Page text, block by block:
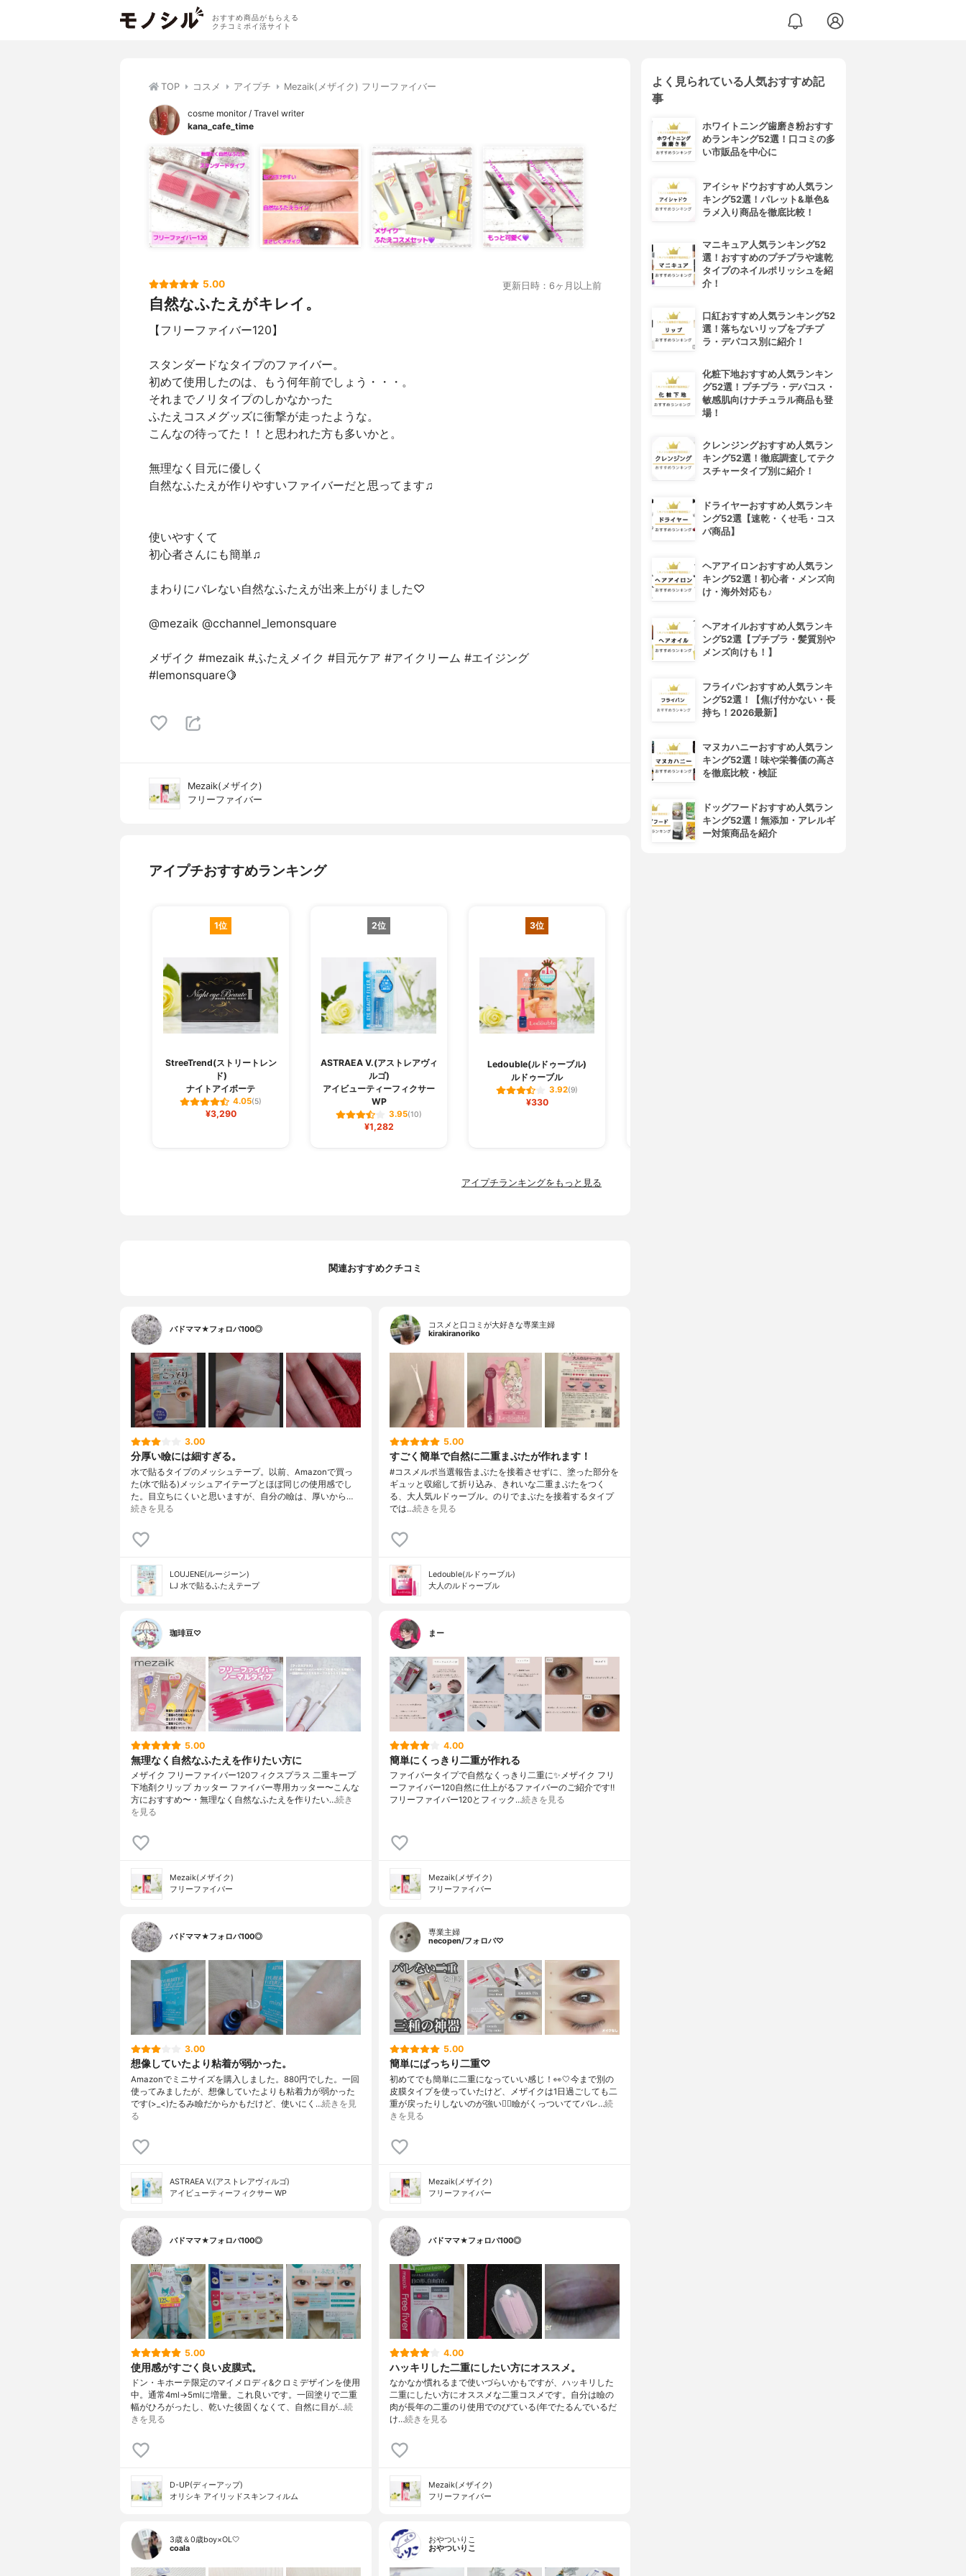
おすすめ商品がもらえる
クチコミポイ活サイト
TOP コスメ アイプチ Mezaik(メザイク) フリーファイバー
cosme monitor / Travel writer
kana_cafe_time
5.00 更新日時：6ヶ月以上前
自然なふたえがキレイ。
【フリーファイバー120】
スタンダードなタイプのファイバー。
初めて使用したのは、もう何年前でしょう・・・。
それまでノリタイプのしかなかった
ふたえコスメグッズに衝撃が走ったような。
こんなの待ってた！！と思われた方も多いかと。
無理なく目元に優しく
自然なふたえが作りやすいファイバーだと思ってます♫
使いやすくて
初心者さんにも簡単♫
まわりにバレない自然なふたえが出来上がりました♡
@mezaik @cchannel_lemonsquare
メザイク #mezaik #ふたえメイク #目元ケア #アイクリーム #エイジング
#lemonsquare🍋
Mezaik(メザイク)
フリーファイバー
アイプチおすすめランキング
1位
StreeTrend(ストリートレン
ド)
ナイトアイボーテ
4.05(5)
¥3,290
2位
ASTRAEA V.(アストレアヴィ
ルゴ)
アイビューティーフィクサー
WP
3.95(10)
¥1,282
3位
Ledouble(ルドゥーブル)
ルドゥーブル
3.92(9)
¥330
アイプチランキングをもっと見る
関連おすすめクチコミ
バドママ★フォロバ100◎
3.00
分厚い瞼には細すぎる。
水で貼るタイプのメッシュテープ。以前、Amazonで買っ
た(水で貼る)メッシュアイテープとほぼ同じの使用感でし
た。目立ちにくいと思いますが、自分の瞼は、厚いから…
続きを見る
LOUJENE(ルージーン)
LJ 水で貼るふたえテープ
コスメと口コミが大好きな専業主婦
kirakiranoriko
5.00
すごく簡単で自然に二重まぶたが作れます！
#コスメルポ当選報告まぶたを接着させずに、塗った部分を
ギュッと収縮して折り込み、きれいな二重まぶたをつく
る、大人気ルドゥーブル。のりでまぶたを接着するタイプ
では…続きを見る
Ledouble(ルドゥーブル)
大人のルドゥーブル
珈琲豆♡
5.00
無理なく自然なふたえを作りたい方に
メザイク フリーファイバー120フィクスプラス 二重キープ
下地剤クリップ カッター ファイバー専用カッター〜こんな
方におすすめ〜・無理なく自然なふたえを作りたい…続き
を見る
Mezaik(メザイク)
フリーファイバー
まー
4.00
簡単にくっきり二重が作れる
ファイバータイプで自然なくっきり二重に✨⁡⁡メザイク フリ
ーファイバー120⁡⁡自然に仕上がるファイバーのご紹介です‼️⁡⁡⁡⁡
フリーファイバー120とフィック…続きを見る
Mezaik(メザイク)
フリーファイバー
バドママ★フォロバ100◎
3.00
想像していたより粘着が弱かった。
Amazonでミニサイズを購入しました。880円でした。一回
使ってみましたが、想像していたよりも粘着力が弱かった
です(>_<)たるみ瞼だからかもだけど、使いにく…続きを見
る
ASTRAEA V.(アストレアヴィルゴ)
アイビューティーフィクサー WP
専業主婦
necopen/フォロバ♡
5.00
簡単にぱっちり二重♡
初めてでも簡単に二重になっていい感じ！👀🤍今まで別の
皮膜タイプを使っていたけど、メザイクは1日過ごしても二
重が戻ったりしないのが強い❤️‍🔥瞼がくっついててバレ…続
きを見る
Mezaik(メザイク)
フリーファイバー
バドママ★フォロバ100◎
5.00
使用感がすごく良い皮膜式。
ドン・キホーテ限定のマイメロディ&クロミデザインを使用
中。通常4ml→5mlに増量。これ良いです。一回塗りで二重
幅がひろがったし、乾いた後固くなくて、自然に目が…続
きを見る
D-UP(ディーアップ)
オリシキ アイリッドスキンフィルム
バドママ★フォロバ100◎
4.00
ハッキリした二重にしたい方にオススメ。
なかなか慣れるまで使いづらいかもですが、ハッキリした
二重にしたい方にオススメな二重コスメです。自分は瞼の
肉が長年の二重のり使用でのびている(年でたるんでいるだ
け…続きを見る
Mezaik(メザイク)
フリーファイバー
3歳＆0歳boy×OL🤍
coala
おやついりこ
おやついりこ
よく見られている人気おすすめ記
事
ホワイトニング歯磨き粉おすす
めランキング52選！口コミの多
い市販品を中心に
アイシャドウおすすめ人気ラン
キング52選！パレット&単色&
ラメ入り商品を徹底比較！
マニキュア人気ランキング52
選！おすすめのプチプラや速乾
タイプのネイルポリッシュを紹
介！
口紅おすすめ人気ランキング52
選！落ちないリップをプチプ
ラ・デパコス別に紹介！
化粧下地おすすめ人気ランキン
グ52選！プチプラ・デパコス・
敏感肌向けナチュラル商品も登
場！
クレンジングおすすめ人気ラン
キング52選！徹底調査してテク
スチャータイプ別に紹介！
ドライヤーおすすめ人気ランキ
ング52選【速乾・くせ毛・コス
パ商品】
ヘアアイロンおすすめ人気ラン
キング52選！初心者・メンズ向
け・海外対応も♪
ヘアオイルおすすめ人気ランキ
ング52選【プチプラ・髪質別や
メンズ向けも！】
フライパンおすすめ人気ランキ
ング52選！【焦げ付かない・長
持ち！2026最新】
マヌカハニーおすすめ人気ラン
キング52選！味や栄養価の高さ
を徹底比較・検証
ドッグフードおすすめ人気ラン
キング52選！無添加・アレルギ
ー対策商品を紹介